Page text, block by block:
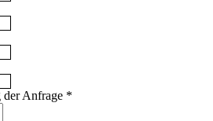
der Anfrage *